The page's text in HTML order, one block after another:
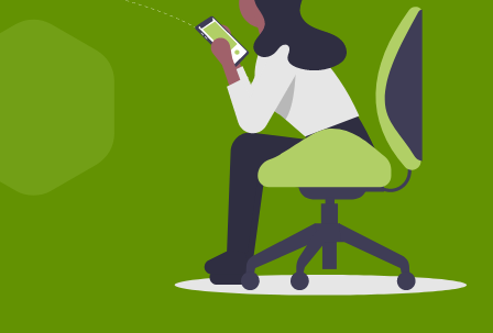
Pruébalo gratis